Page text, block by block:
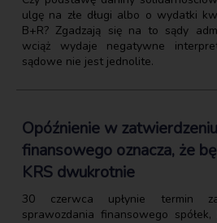
ulgę na złe długi albo o wydatki
B+R? Zgadzają się na to sądy
wciąż wydaje negatywne
sądowe nie jest jednolite.
Opóźnienie w
finansowego oznacza, że
KRS dwukrotnie
30 czerwca upłynie termin
sprawozdania finansowego